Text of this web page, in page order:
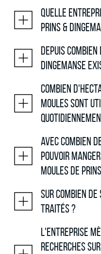
Quelle
Prins &
Depuis
Dingemanse
Combien
moules sont
Avec combien
pouvoir
moules de
Sur combien
traités ?
L'entreprise
recherches